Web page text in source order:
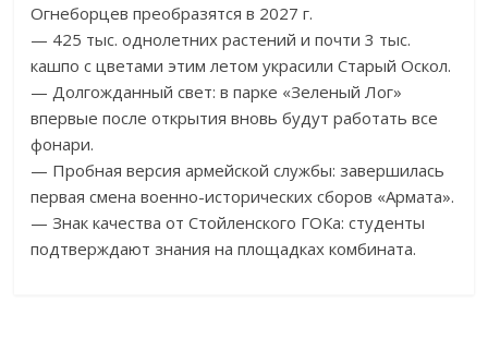
Огнеборцев преобразятся в 2027 г.
— 425 тыс. однолетних растений и почти 3 тыс.
кашпо с цветами этим летом украсили Старый Оскол.
— Долгожданный свет: в парке «Зеленый Лог»
впервые после открытия вновь будут работать все
фонари.
— Пробная версия армейской службы: завершилась
первая смена военно-исторических сборов «Армата».
— Знак качества от Стойленского ГОКа: студенты
подтверждают знания на площадках комбината.